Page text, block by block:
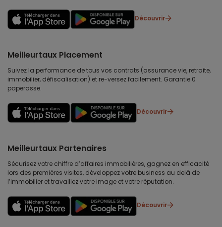
Découvrir
Meilleurtaux Placement
Suivez la performance de tous vos contrats (assurance vie, retraite,
immobilier, défiscalisation) et re-versez facilement. Garantie 0
paperasse.
Découvrir
Meilleurtaux Partenaires
Sécurisez votre chiffre d’affaires immobilières, gagnez en efficacité
lors des premières visites, développez votre business au delà de
l’immobilier et travaillez votre image et votre réputation.
Découvrir